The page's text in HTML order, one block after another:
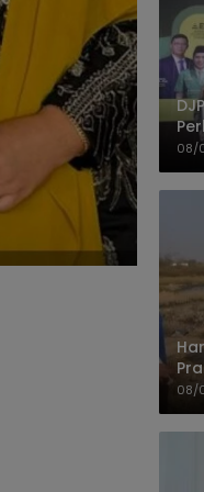
08/
08/